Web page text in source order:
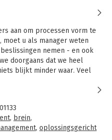
aan om processen vorm te
moet u als manager weten
nemen - en ook
doorgaans dat we heel
blijkt minder waar. Veel
door daar mooie
het brein als biologisch
van de
, brein,
, oplossingsgericht